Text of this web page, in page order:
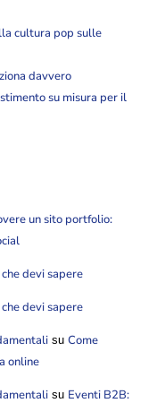
cultura pop sulle
davvero
su misura per il
un sito portfolio:
devi sapere
devi sapere
suCome
online
su Eventi B2B: